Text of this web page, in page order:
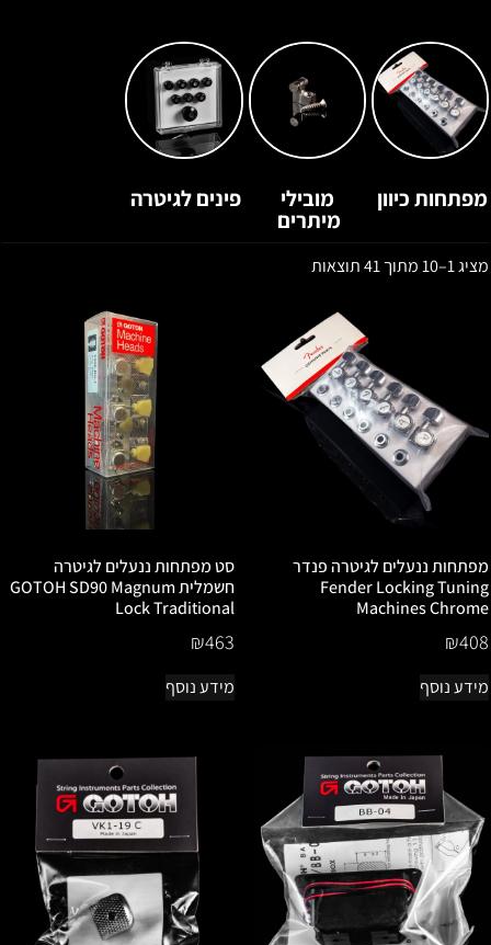
מפתחות כיוון מובילי
מיתרים
פינים לגיטרה
מציג 1–10 מתוך 41 תוצאות
מפתחות ננעלים לגיטרה פנדר
Fender Locking Tuning
Machines Chrome
₪408
מידע נוסף
סט מפתחות ננעלים לגיטרה
חשמלית GOTOH SD90 Magnum
Lock Traditional
₪463
מידע נוסף